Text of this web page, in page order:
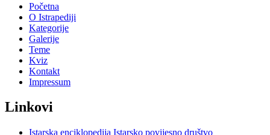
Početna
O Istrapediji
Kategorije
Galerije
Teme
Kviz
Kontakt
Impressum
Linkovi
Istarska enciklopedija Istarsko povijesno društvo